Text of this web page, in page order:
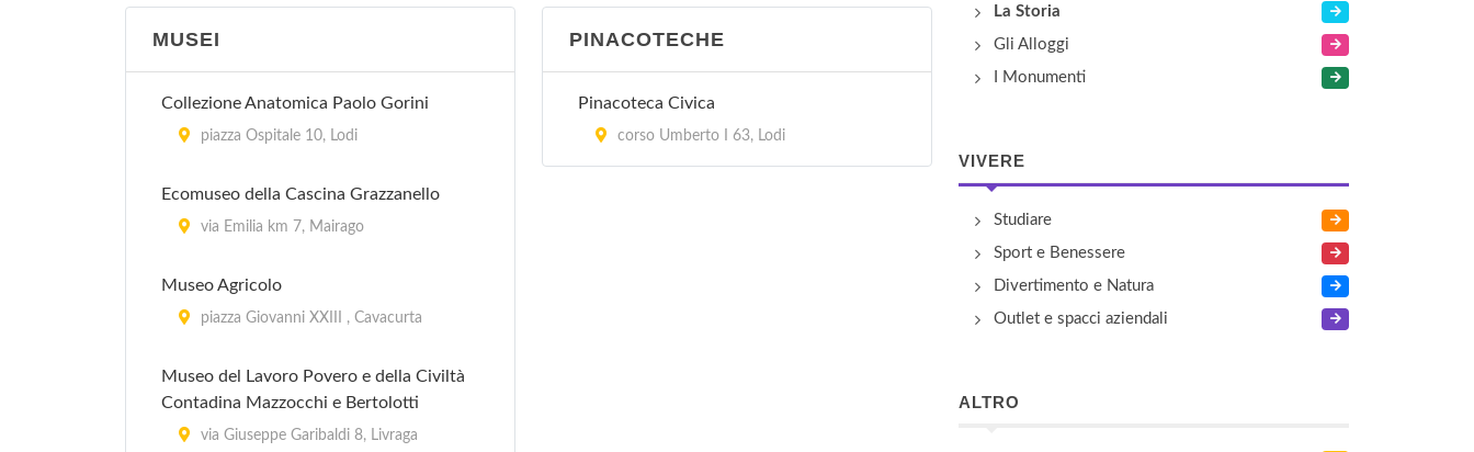
MUSEI
Collezione Anatomica Paolo Gorini
piazza Ospitale 10, Lodi
Ecomuseo della Cascina Grazzanello
via Emilia km 7, Mairago
Museo Agricolo
piazza Giovanni XXIII , Cavacurta
Museo del Lavoro Povero e della Civiltà
Contadina Mazzocchi e Bertolotti
via Giuseppe Garibaldi 8, Livraga
PINACOTECHE
Pinacoteca Civica
corso Umberto I 63, Lodi
La Storia
Gli Alloggi
I Monumenti
VIVERE
Studiare
Sport e Benessere
Divertimento e Natura
Outlet e spacci aziendali
ALTRO